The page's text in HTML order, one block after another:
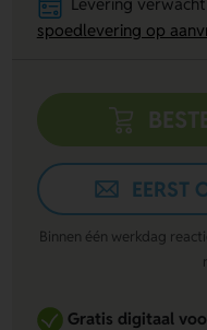
spoedlevering op
EERST
Binnen één werkdag
Gratis digitaal